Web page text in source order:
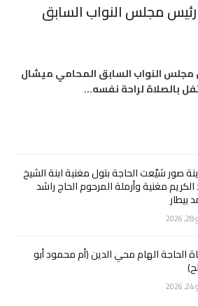
مجلس النواب السابق
مجلس النواب السابق المحامي ميشال
بالصلاة لراحة نفسه…
صور شيّعت الحاجة بتول مغنية ابنة الشيخ
الكريم مغنية وأرملة المرحوم الحاج راشد
بيطار
الحاجة الهام محي الدين (أم محمود أبو